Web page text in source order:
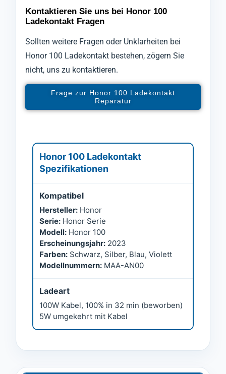
Kontaktieren Sie uns bei Honor 100
Ladekontakt Fragen
Sollten weitere Fragen oder Unklarheiten bei
Honor 100 Ladekontakt bestehen, zögern Sie
nicht, uns zu kontaktieren.
Frage zur Honor 100 Ladekontakt
Reparatur
Honor 100 Ladekontakt
Spezifikationen
Kompatibel
Hersteller: Honor
Serie: Honor Serie
Modell: Honor 100
Erscheinungsjahr: 2023
Farben: Schwarz, Silber, Blau, Violett
Modellnummern: MAA-AN00
Ladeart
100W Kabel, 100% in 32 min (beworben)
5W umgekehrt mit Kabel